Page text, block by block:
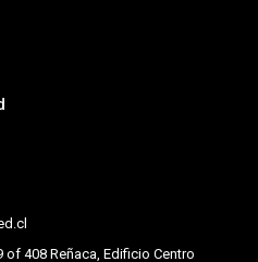
408 Reñaca, Edificio Centro